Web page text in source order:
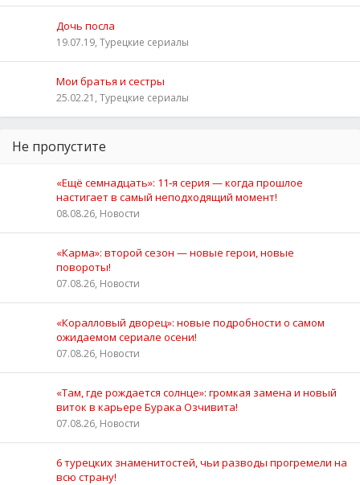
Дочь посла
19.07.19, Турецкие сериалы
Мои братья и сестры
25.02.21, Турецкие сериалы
Не пропустите
«Ещё семнадцать»: 11‑я серия — когда прошлое
настигает в самый неподходящий момент!
08.08.26, Новости
«Карма»: второй сезон — новые герои, новые
повороты!
07.08.26, Новости
«Коралловый дворец»: новые подробности о самом
ожидаемом сериале осени!
07.08.26, Новости
«Там, где рождается солнце»: громкая замена и новый
виток в карьере Бурака Озчивита!
07.08.26, Новости
6 турецких знаменитостей, чьи разводы прогремели на
всю страну!